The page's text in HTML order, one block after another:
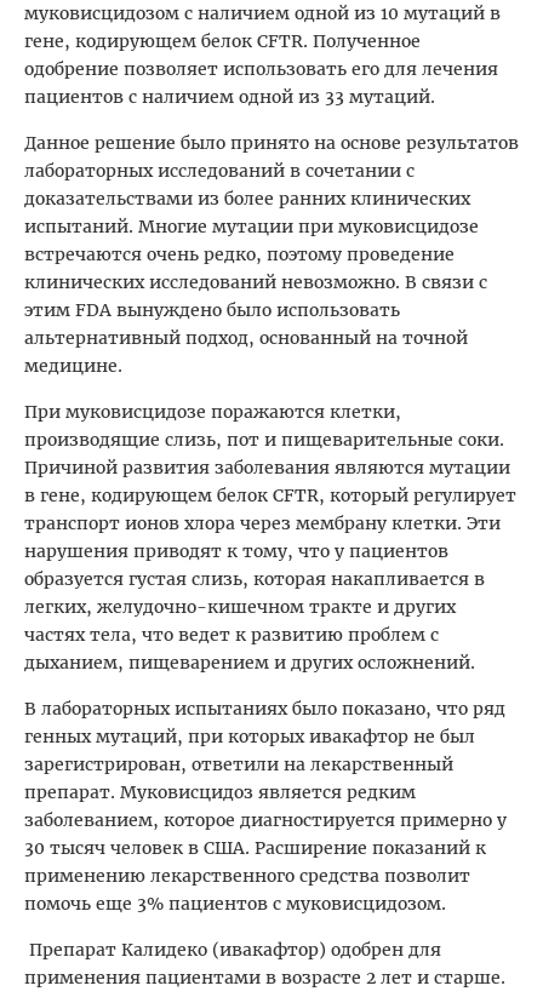
муковисцидозом с наличием одной из 10 мутаций в
гене, кодирующем белок CFTR. Полученное
одобрение позволяет использовать его для лечения
пациентов с наличием одной из 33 мутаций.
Данное решение было принято на основе результатов
лабораторных исследований в сочетании с
доказательствами из более ранних клинических
испытаний. Многие мутации при муковисцидозе
встречаются очень редко, поэтому проведение
клинических исследований невозможно. В связи с
этим FDA вынуждено было использовать
альтернативный подход, основанный на точной
медицине.
При муковисцидозе поражаются клетки,
производящие слизь, пот и пищеварительные соки.
Причиной развития заболевания являются мутации
в гене, кодирующем белок CFTR, который регулирует
транспорт ионов хлора через мембрану клетки. Эти
нарушения приводят к тому, что у пациентов
образуется густая слизь, которая накапливается в
легких, желудочно-кишечном тракте и других
частях тела, что ведет к развитию проблем с
дыханием, пищеварением и других осложнений.
В лабораторных испытаниях было показано, что ряд
генных мутаций, при которых ивакафтор не был
зарегистрирован, ответили на лекарственный
препарат. Муковисцидоз является редким
заболеванием, которое диагностируется примерно у
30 тысяч человек в США. Расширение показаний к
применению лекарственного средства позволит
помочь еще 3% пациентов с муковисцидозом.
Препарат Калидеко (ивакафтор) одобрен для
применения пациентами в возрасте 2 лет и старше.